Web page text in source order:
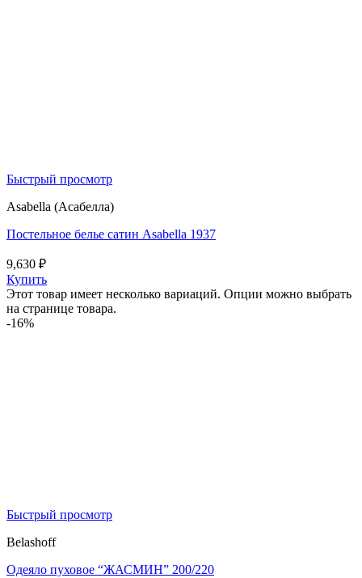
Быстрый просмотр
Asabella (Асабелла)
Постельное белье сатин Asabella 1937
9,630 ₽
Купить
Этот товар имеет несколько вариаций. Опции можно выбрать
на странице товара.
-16%
Быстрый просмотр
Belashoff
Одеяло пуховое “ЖАСМИН” 200/220